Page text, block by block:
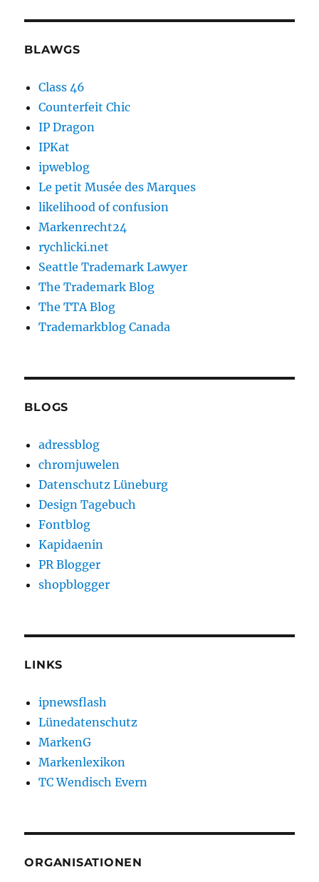
BLAWGS
Class 46
Counterfeit Chic
IP Dragon
IPKat
ipweblog
Le petit Musée des Marques
likelihood of confusion
Markenrecht24
rychlicki.net
Seattle Trademark Lawyer
The Trademark Blog
The TTA Blog
Trademarkblog Canada
BLOGS
adressblog
chromjuwelen
Datenschutz Lüneburg
Design Tagebuch
Fontblog
Kapidaenin
PR Blogger
shopblogger
LINKS
ipnewsflash
Lünedatenschutz
MarkenG
Markenlexikon
TC Wendisch Evern
ORGANISATIONEN